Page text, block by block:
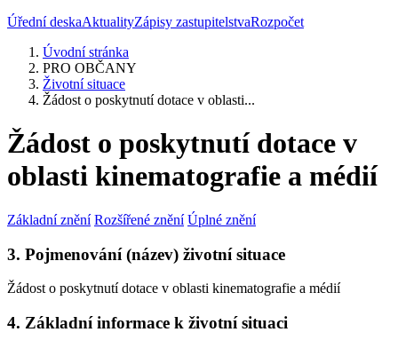
Úřední deskaAktualityZápisy zastupitelstvaRozpočet
Úvodní stránka
PRO OBČANY
Životní situace
Žádost o poskytnutí dotace v oblasti...
Žádost o poskytnutí dotace v
oblasti kinematografie a médií
Základní znění Rozšířené znění Úplné znění
3. Pojmenování (název) životní situace
Žádost o poskytnutí dotace v oblasti kinematografie a médií
4. Základní informace k životní situaci